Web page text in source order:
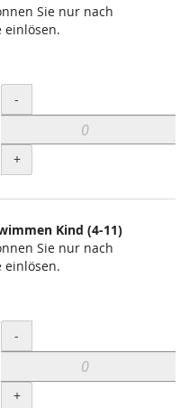
Sie nur nach
Menge
-
+
Kind (4-11)
Sie nur nach
Menge
-
+